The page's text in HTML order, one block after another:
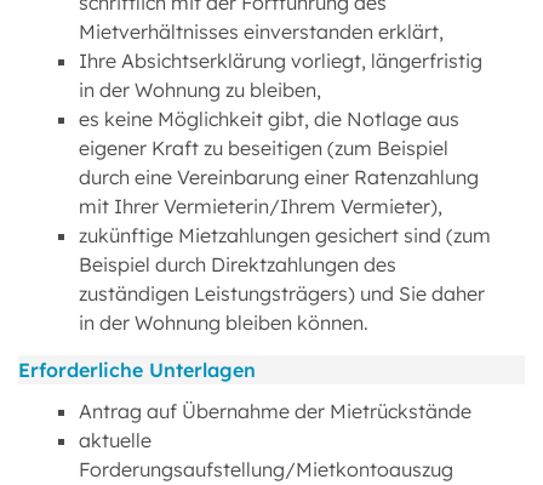
Mietverhältnisses einverstanden erklärt,
Ihre Absichtserklärung vorliegt, längerfristig
in der Wohnung zu bleiben,
es keine Möglichkeit gibt, die Notlage aus
eigener Kraft zu beseitigen (zum Beispiel
durch eine Vereinbarung einer Ratenzahlung
mit Ihrer Vermieterin/Ihrem Vermieter),
zukünftige Mietzahlungen gesichert sind (zum
Beispiel durch Direktzahlungen des
zuständigen Leistungsträgers) und Sie daher
in der Wohnung bleiben können.
Erforderliche Unterlagen
Antrag auf Übernahme der Mietrückstände
aktuelle
Forderungsaufstellung/Mietkontoauszug